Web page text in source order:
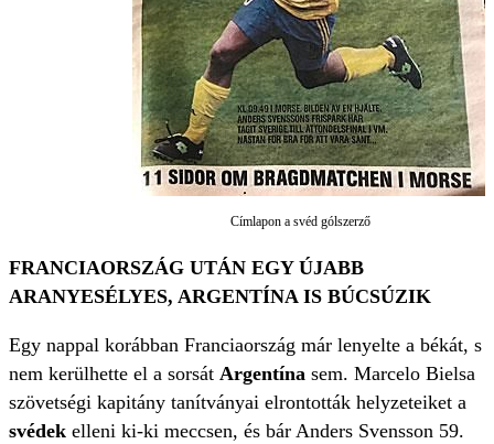
Címlapon a svéd gólszerző
FRANCIAORSZÁG UTÁN EGY ÚJABB
ARANYESÉLYES, ARGENTÍNA IS BÚCSÚZIK
Egy nappal korábban Franciaország már lenyelte a békát, s
nem kerülhette el a sorsát Argentína sem. Marcelo Bielsa
szövetségi kapitány tanítványai elrontották helyzeteiket a
svédek elleni ki-ki meccsen, és bár Anders Svensson 59.